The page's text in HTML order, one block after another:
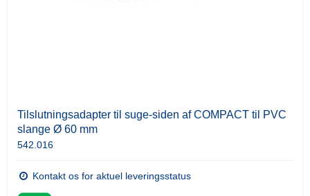
Tilslutningsadapter til suge-siden af COMPACT til PVC
slange Ø 60 mm
542.016
Kontakt os for aktuel leveringsstatus